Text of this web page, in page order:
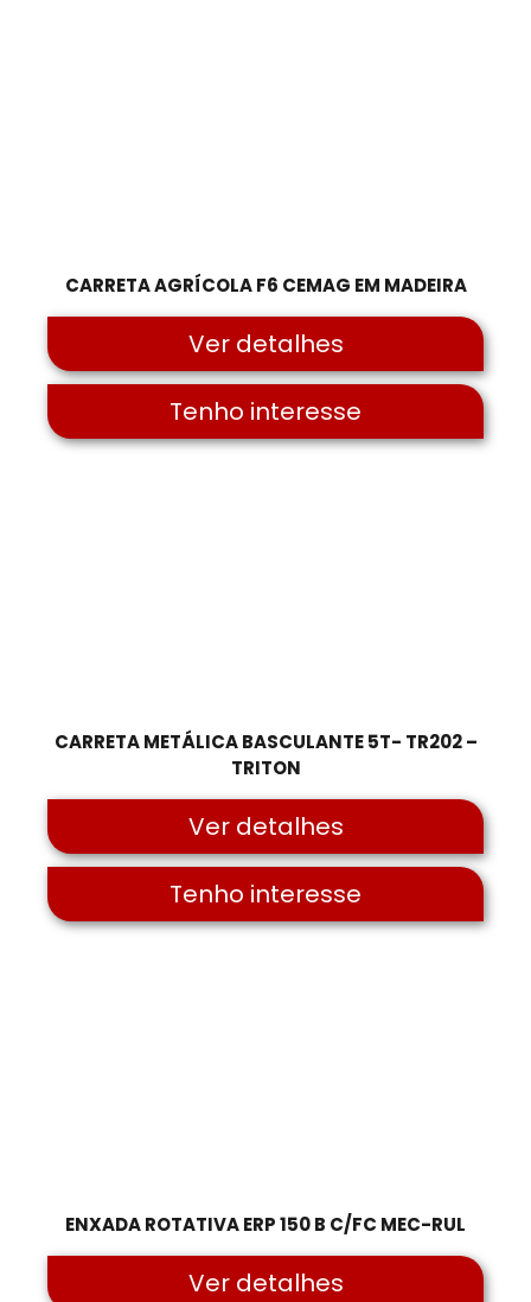
CARRETA AGRÍCOLA F6 CEMAG EM MADEIRA
Ver detalhes
Tenho interesse
CARRETA METÁLICA BASCULANTE 5T- TR202 –
TRITON
Ver detalhes
Tenho interesse
ENXADA ROTATIVA ERP 150 B C/FC MEC-RUL
Ver detalhes